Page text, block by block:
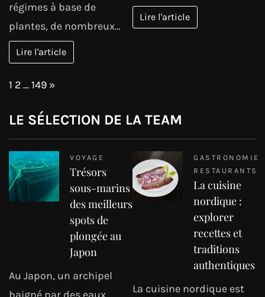
régimes à base de
plantes, de nombreux…
Lire l'article
Lire l'article
Page:
1 2…149 Next
»
LE SÉLECTION DE LA TEAM
VOYAGE
Trésors
sous-marins
des meilleurs
spots de
plongée au
Japon
Au Japon, un archipel
GASTRONOMIE
RESTAURANTS
La cuisine
nordique :
explorer
recettes et
traditions
authentiques
La cuisine nordique est